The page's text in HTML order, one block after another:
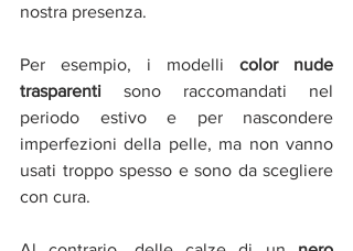
nostra presenza.
Per esempio, i modelli color nude
trasparenti sono raccomandati nel
periodo estivo e per nascondere
imperfezioni della pelle, ma non vanno
usati troppo spesso e sono da scegliere
con cura.